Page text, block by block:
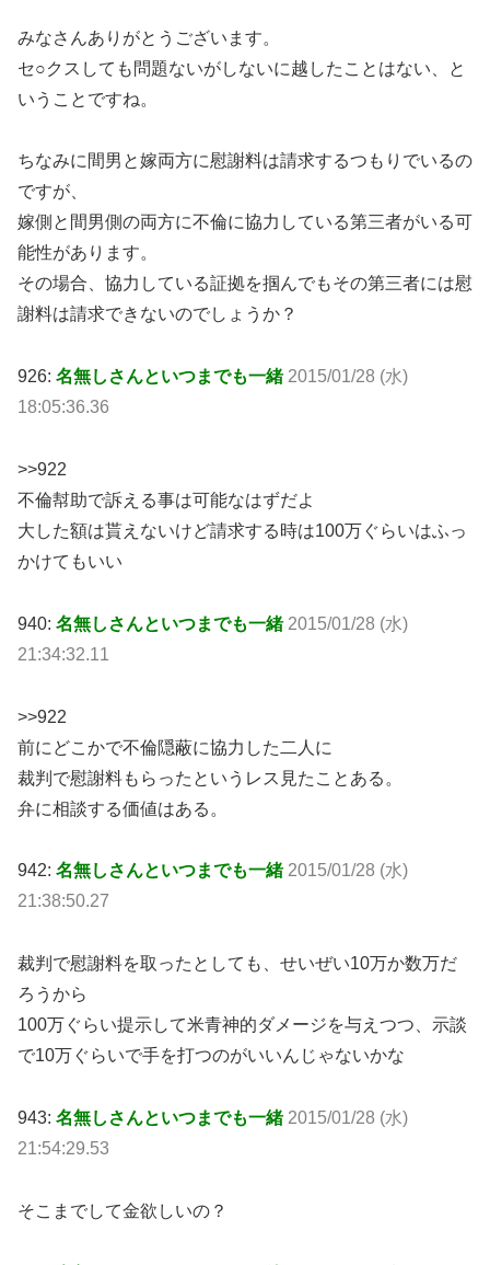
みなさんありがとうございます。
セ○クスしても問題ないがしないに越したことはない、と
いうことですね。
ちなみに間男と嫁両方に慰謝料は請求するつもりでいるの
ですが、
嫁側と間男側の両方に不倫に協力している第三者がいる可
能性があります。
その場合、協力している証拠を掴んでもその第三者には慰
謝料は請求できないのでしょうか？
926: 名無しさんといつまでも一緒 2015/01/28 (水)
18:05:36.36
>>922
不倫幇助で訴える事は可能なはずだよ
大した額は貰えないけど請求する時は100万ぐらいはふっ
かけてもいい
940: 名無しさんといつまでも一緒 2015/01/28 (水)
21:34:32.11
>>922
前にどこかで不倫隠蔽に協力した二人に
裁判で慰謝料もらったというレス見たことある。
弁に相談する価値はある。
942: 名無しさんといつまでも一緒2015/01/28 (水)
21:38:50.27
裁判で慰謝料を取ったとしても、せいぜい10万か数万だ
ろうから
100万ぐらい提示して米青神的ダメージを与えつつ、示談
で10万ぐらいで手を打つのがいいんじゃないかな
943: 名無しさんといつまでも一緒 2015/01/28 (水)
21:54:29.53
そこまでして金欲しいの？